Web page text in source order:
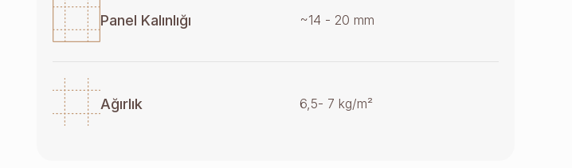
Panel Kalınlığı ~14 - 20 mm
Ağırlık 6,5- 7 kg/m²